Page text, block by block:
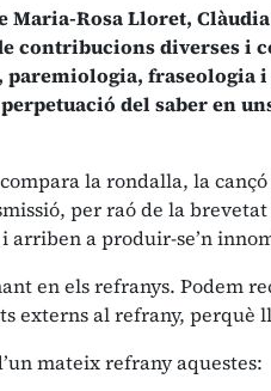
Maria-Rosa Lloret,
contribucions diverses i
fraseologia
del saber en
la rondalla, la
per raó de la
arriben a produir-se’n
en els refranys. Podem
externs al refrany, perquè
mateix refrany aquestes: